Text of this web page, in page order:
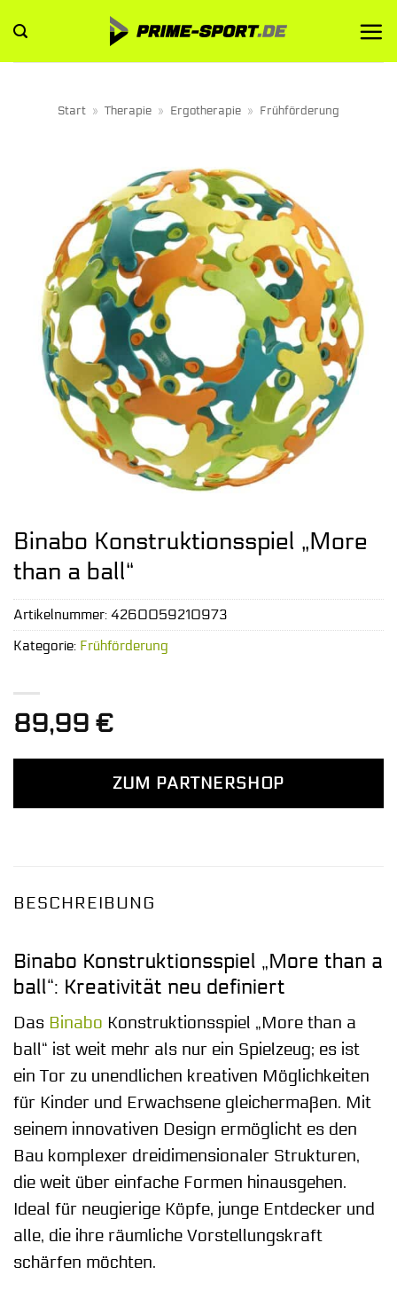
Inhalt
springen
Start » Therapie » Ergotherapie » Frühförderung
Binabo Konstruktionsspiel „More
than a ball“
89,99 €
ZUM PARTNERSHOP
Artikelnummer: 4260059210973
Kategorie: Frühförderung
BESCHREIBUNG
Binabo Konstruktionsspiel „More than a
ball“: Kreativität neu definiert
Das Binabo Konstruktionsspiel „More than a
ball“ ist weit mehr als nur ein Spielzeug; es ist
ein Tor zu unendlichen kreativen Möglichkeiten
für Kinder und Erwachsene gleichermaßen. Mit
seinem innovativen Design ermöglicht es den
Bau komplexer dreidimensionaler Strukturen,
die weit über einfache Formen hinausgehen.
Ideal für neugierige Köpfe, junge Entdecker und
alle, die ihre räumliche Vorstellungskraft
schärfen möchten.